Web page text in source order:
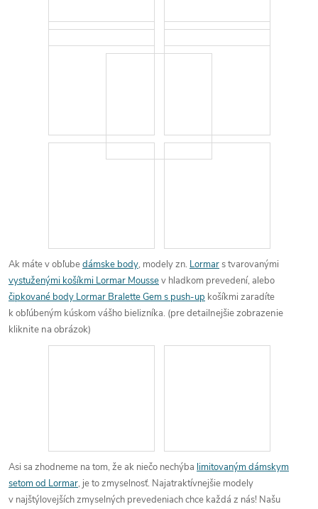
Ak máte v obľubedámske body, modely zn. Lormars tvarovanými
vystuženými košíkmi Lormar Moussev hladkom prevedení, alebo
čipkované body Lormar Bralette Gem s push-up košíkmi zaradíte
k obľúbeným kúskom vášho bielizníka. (pre detailnejšie zobrazenie
kliknite na obrázok)
Asi sa zhodneme na tom, že ak niečo nechýba limitovaným dámskym
setom od Lormar, je to zmyselnosť. Najatraktívnejšie modely
v najštýlovejších zmyselných prevedeniach chce každá z nás! Našu